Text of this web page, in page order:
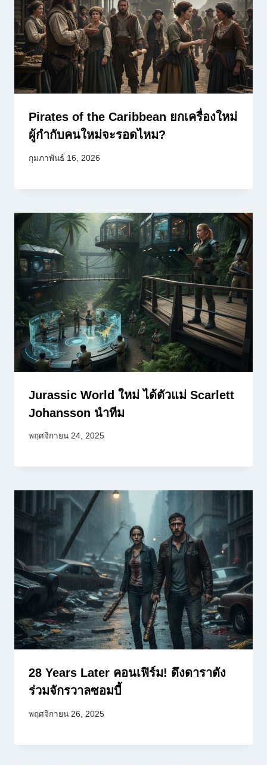
Pirates of the Caribbean ยกเครื่องใหม่
ผู้กำกับคนใหม่จะรอดไหม?
กุมภาพันธ์ 16, 2026
Jurassic World ใหม่ ได้ตัวแม่ Scarlett
Johansson นำทีม
พฤศจิกายน 24, 2025
28 Years Later คอนเฟิร์ม! ดึงดาราดัง
ร่วมจักรวาลซอมบี้
พฤศจิกายน 26, 2025